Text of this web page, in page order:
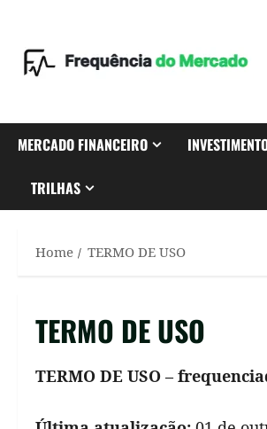
content
MERCADO FINANCEIRO
TRILHAS
Home TERMO DE USO
TERMO DE USO
TERMO DE USO –